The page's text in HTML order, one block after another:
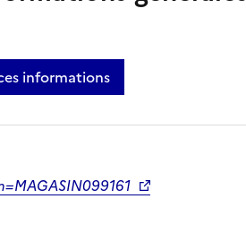
informations